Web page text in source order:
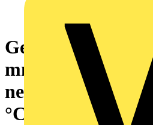
mm,
neutral, PA 66,
°C